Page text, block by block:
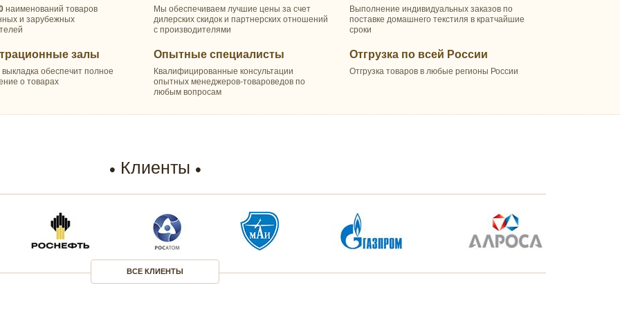
наименований товаров
и зарубежных
залы
обеспечит полное
о товарах
Мы обеспечиваем лучшие цены за счет
дилерских скидок и партнерских отношений
с производителями
Опытные специалисты
Квалифицированные консультации
опытных менеджеров-товароведов по
любым вопросам
Выполнение индивидуальных заказов по
поставке домашнего текстиля в кратчайшие
сроки
Отгрузка по всей России
Отгрузка товаров в любые регионы России
Клиенты
ВСЕ КЛИЕНТЫ